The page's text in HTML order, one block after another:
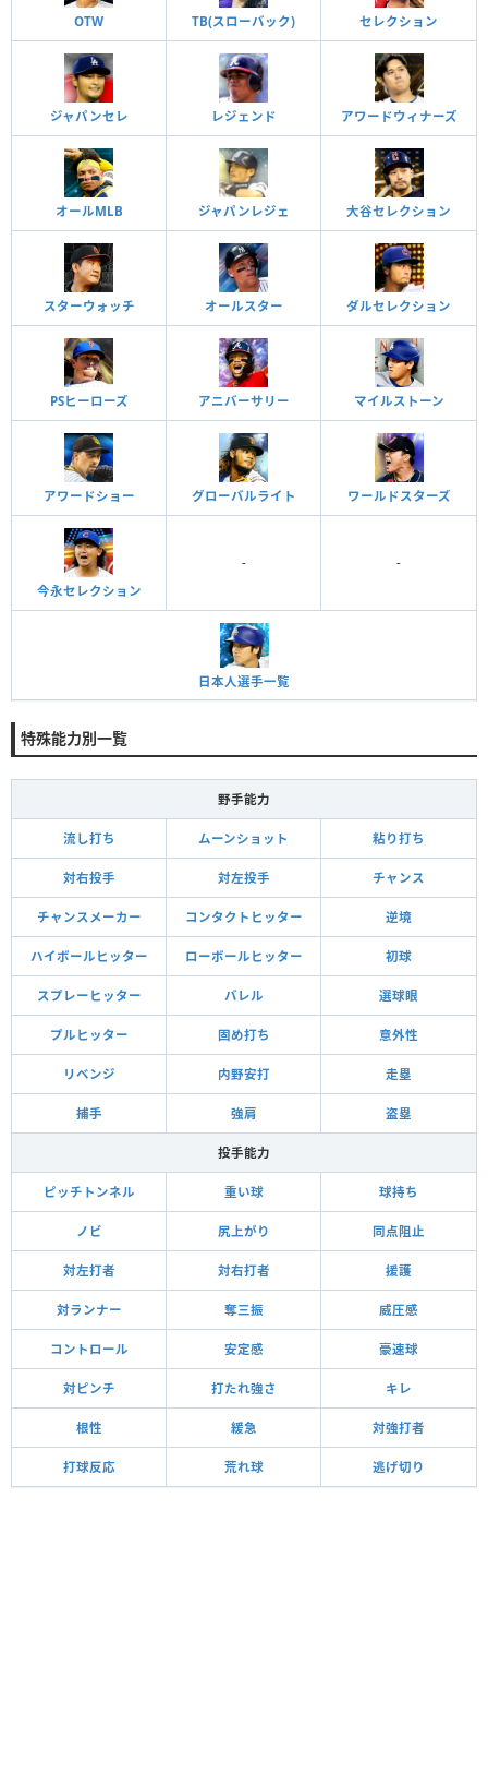
OTW TB(スローバック) セレクション
ジャパンセレ レジェンド アワードウィナーズ
オールMLB ジャパンレジェ 大谷セレクション
スターウォッチ オールスター ダルセレクション
PSヒーローズ アニバーサリー マイルストーン
アワードショー グローバルライト ワールドスターズ
今永セレクション
- -
日本人選手一覧
特殊能力別一覧
野手能力
流し打ち ムーンショット 粘り打ち
対右投手 対左投手 チャンス
チャンスメーカー コンタクトヒッター 逆境
ハイボールヒッター ローボールヒッター 初球
スプレーヒッター バレル 選球眼
プルヒッター 固め打ち 意外性
リベンジ 内野安打 走塁
捕手 強肩 盗塁
投手能力
ピッチトンネル 重い球 球持ち
ノビ 尻上がり 同点阻止
対左打者 対右打者 援護
対ランナー 奪三振 威圧感
コントロール 安定感 豪速球
対ピンチ 打たれ強さ キレ
根性 緩急 対強打者
打球反応 荒れ球 逃げ切り